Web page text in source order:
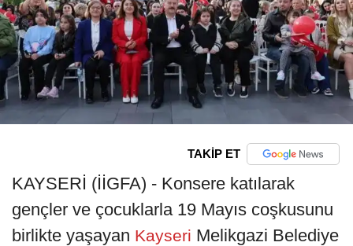
TAKİP ET
KAYSERİ (İİGFA) - Konsere katılarak
gençler ve çocuklarla 19 Mayıs coşkusunu
birlikte yaşayan Kayseri Melikgazi Belediye